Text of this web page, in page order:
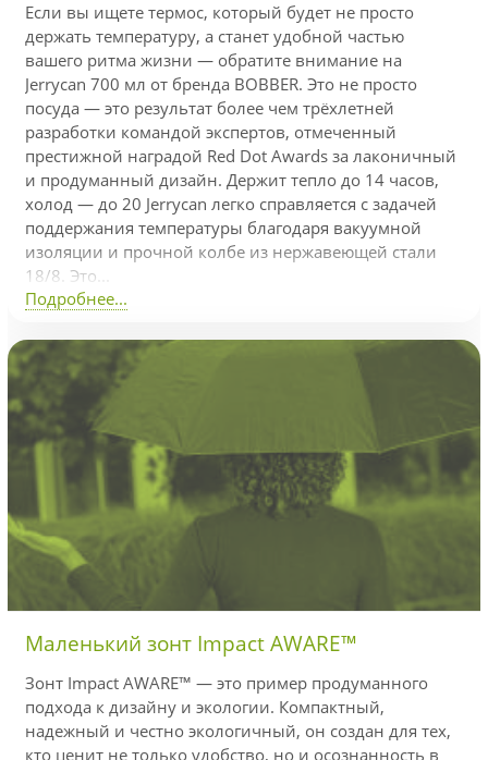
Если вы ищете термос, который будет не просто
держать температуру, а станет удобной частью
вашего ритма жизни — обратите внимание на
Jerrycan 700 мл от бренда BOBBER. Это не просто
посуда — это результат более чем трёхлетней
разработки командой экспертов, отмеченный
престижной наградой Red Dot Awards за лаконичный
и продуманный дизайн. Держит тепло до 14 часов,
холод — до 20 Jerrycan легко справляется с задачей
поддержания температуры благодаря вакуумной
изоляции и прочной колбе из нержавеющей стали
18/8. Это...
Подробнее...
Маленький зонт Impact AWARE™
Зонт Impact AWARE™ — это пример продуманного
подхода к дизайну и экологии. Компактный,
надежный и честно экологичный, он создан для тех,
кто ценит не только удобство, но и осознанность в